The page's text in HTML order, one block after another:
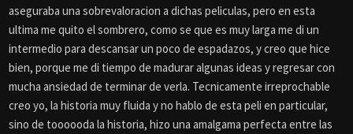
aseguraba una sobrevaloracion a dichas peliculas, pero en esta
ultima me quito el sombrero, como se que es muy larga me di un
intermedio para descansar un poco de espadazos, y creo que hice
bien, porque me di tiempo de madurar algunas ideas y regresar con
mucha ansiedad de terminar de verla. Tecnicamente irreprochable
creo yo, la historia muy fluida y no hablo de esta peli en particular,
sino de toooooda la historia, hizo una amalgama perfecta entre las